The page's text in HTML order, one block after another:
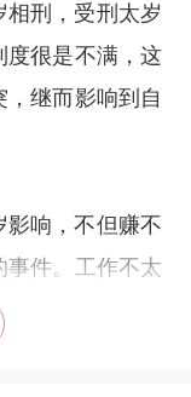
相刑，受刑太岁
度很是不满，这
继而影响到自
响，不但赚不
事件。工作不太
收入。与朋友
题，对方很有